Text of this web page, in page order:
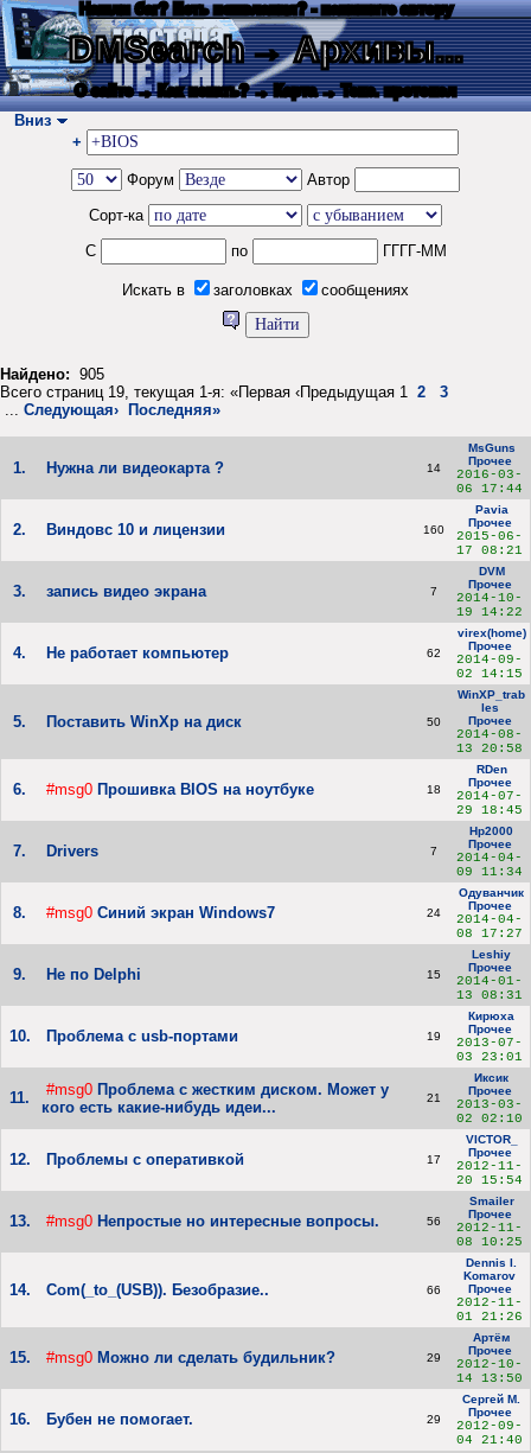
Нашли баг? Есть пожелания? - напишите автору
DMSearch→ Архивы...
О сайте → Как искать? → Карта → Текс. протокол
Вниз
+
Форум
Автор
Сорт-ка
С
по ГГГГ-ММ
Искать в заголовках сообщениях
Найдено: 905
Всего страниц 19, текущая 1-я: «Первая ‹Предыдущая 1 2
3
... Следующая› Последняя»
1. Нужна ли видеокарта ? 14
MsGuns
Прочее
2016-03-
06 17:44
2. Виндовс 10 и лицензии 160
Pavia
Прочее
2015-06-
17 08:21
3. запись видео экрана 7
DVM
Прочее
2014-10-
19 14:22
4. Не работает компьютер 62
virex(home)
Прочее
2014-09-
02 14:15
5. Поставить WinXp на диск 50
WinXP_trab
les
Прочее
2014-08-
13 20:58
6. #msg0 Прошивка BIOS на ноутбуке 18
RDen
Прочее
2014-07-
29 18:45
7. Drivers 7
Hp2000
Прочее
2014-04-
09 11:34
8. #msg0 Синий экран Windows7 24
Одуванчик
Прочее
2014-04-
08 17:27
9. Не по Delphi 15
Leshiy
Прочее
2014-01-
13 08:31
10. Проблема с usb-портами 19
Кирюха
Прочее
2013-07-
03 23:01
11. #msg0 Проблема с жестким диском. Может у
кого есть какие-нибудь идеи...
21
Иксик
Прочее
2013-03-
02 02:10
12. Проблемы с оперативкой 17
VICTOR_
Прочее
2012-11-
20 15:54
13. #msg0 Непростые но интересные вопросы. 56
Smailer
Прочее
2012-11-
08 10:25
14. Com(_to_(USB)). Безобразие.. 66
Dennis I.
Komarov
Прочее
2012-11-
01 21:26
15. #msg0 Можно ли сделать будильник? 29
Артём
Прочее
2012-10-
14 13:50
16. Бубен не помогает. 29
Сергей М.
Прочее
2012-09-
04 21:40